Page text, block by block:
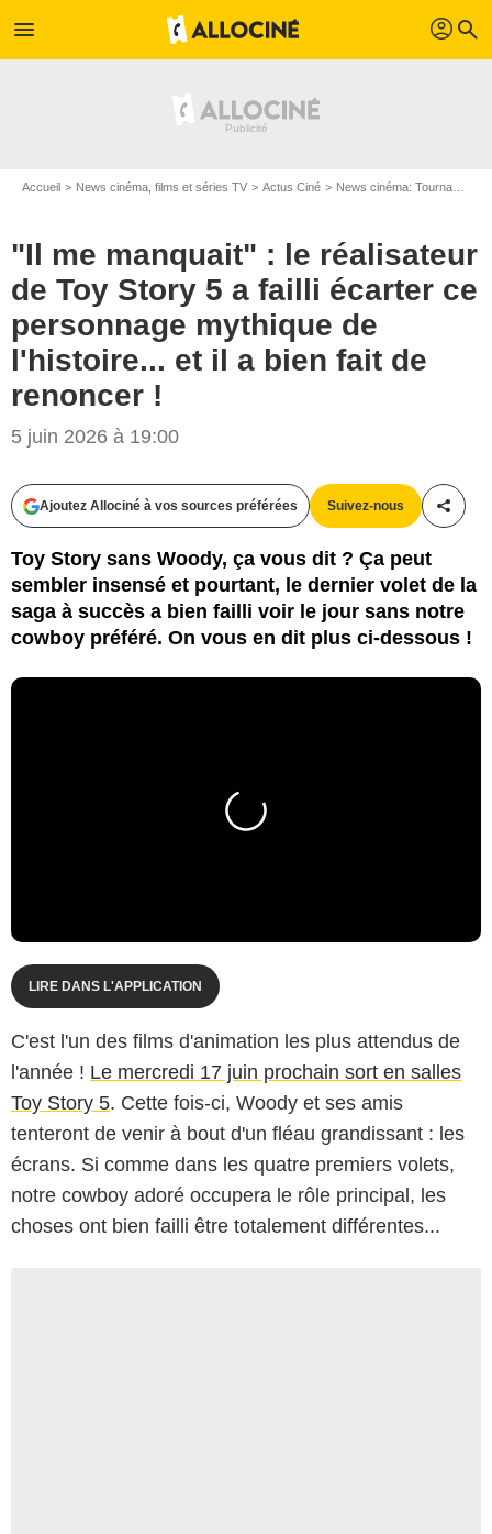
menu profil search
Accueil News cinéma, films et séries TV Actus Ciné News cinéma: Tournages
"Il me manquait" : le réalisateur
de Toy Story 5 a failli écarter ce
personnage mythique de
l'histoire... et il a bien fait de
renoncer !
5 juin 2026 à 19:00
Ajoutez Allociné à vos sources préférées Suivez-nous
Toy Story sans Woody, ça vous dit ? Ça peut
sembler insensé et pourtant, le dernier volet de la
saga à succès a bien failli voir le jour sans notre
cowboy préféré. On vous en dit plus ci-dessous !
LIRE DANS L'APPLICATION
C'est l'un des films d'animation les plus attendus de
l'année ! Le mercredi 17 juin prochain sort en salles
Toy Story 5. Cette fois-ci, Woody et ses amis
tenteront de venir à bout d'un fléau grandissant : les
écrans. Si comme dans les quatre premiers volets,
notre cowboy adoré occupera le rôle principal, les
choses ont bien failli être totalement différentes...